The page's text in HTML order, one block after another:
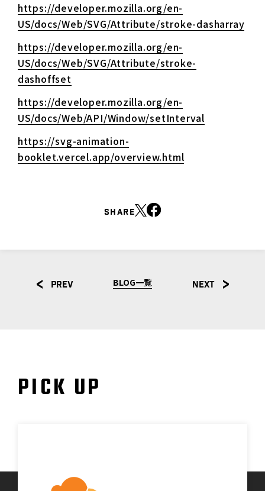
https://developer.mozilla.org/en-
US/docs/Web/SVG/Attribute/stroke-dasharray
https://developer.mozilla.org/en-
US/docs/Web/SVG/Attribute/stroke-
dashoffset
https://developer.mozilla.org/en-
US/docs/Web/API/Window/setInterval
https://svg-animation-
booklet.vercel.app/overview.html
SHARE
PREV BLOG一覧 NEXT
PICK UP